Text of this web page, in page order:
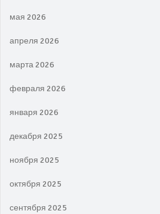
мая 2026
апреля 2026
марта 2026
февраля 2026
января 2026
декабря 2025
ноября 2025
октября 2025
сентября 2025